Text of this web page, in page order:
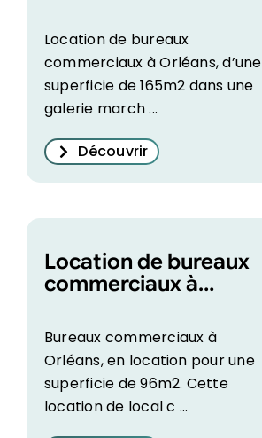
marchande
Location de bureaux
commerciaux à Orléans, d’une
superficie de 165m2 dans une
galerie march ...
Découvrir
Location de bureaux
commerciaux à
Bureaux commerciaux à
Orléans, en location pour une
superficie de 96m2. Cette
location de local c ...